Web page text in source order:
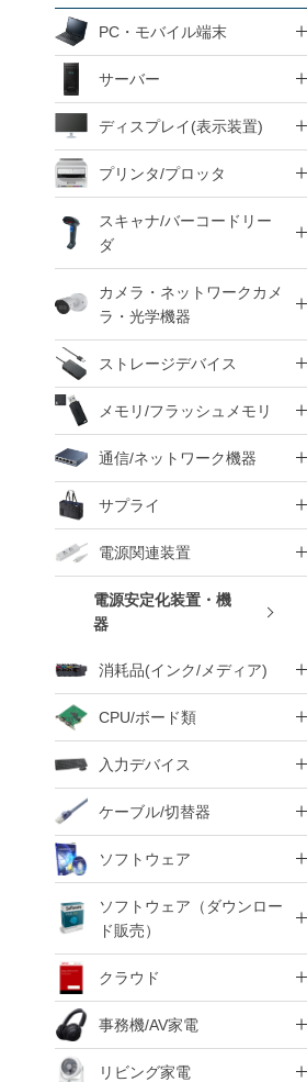
PC・モバイル端末
サーバー
ディスプレイ(表示装置)
プリンタ/プロッタ
スキャナ/バーコードリー
ダ
カメラ・ネットワークカメ
ラ・光学機器
ストレージデバイス
メモリ/フラッシュメモリ
通信/ネットワーク機器
サプライ
電源関連装置
電源安定化装置・機
器
消耗品(インク/メディア)
CPU/ボード類
入力デバイス
ケーブル/切替器
ソフトウェア
ソフトウェア（ダウンロー
ド販売）
クラウド
事務機/AV家電
リビング家電